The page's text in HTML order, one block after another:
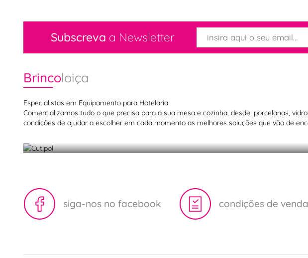
Subscreva a Newsletter
Brincoloiça
Especialistas em Equipamento para Hotelaria
Comercializamos tudo o que precisa para a sua mesa e cozinha, desde, porcelanas,
condições de ajudar a escolher em cada momento as melhores soluções que vão de
Cutipol
siga-nos no facebook condições de venda